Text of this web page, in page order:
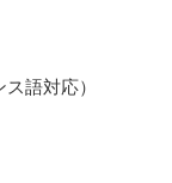
ス語対応）